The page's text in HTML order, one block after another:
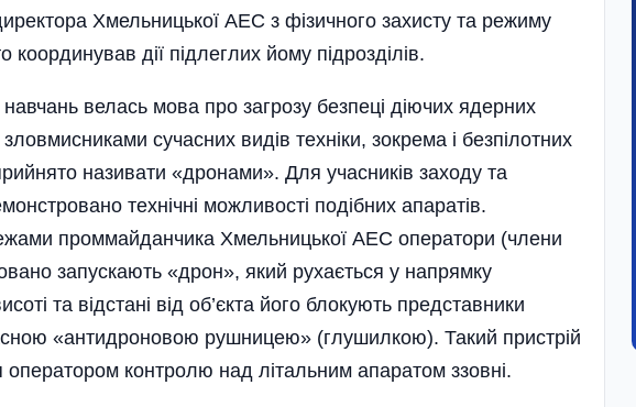
Хмельницької АЕС з фізичного захисту та режиму
дії підлеглих йому підрозділів.
велась мова про загрозу безпеці діючих ядерних
сучасних видів техніки, зокрема і безпілотних
називати «дронами». Для учасників заходу та
технічні можливості подібних апаратів.
проммайданчика Хмельницької АЕС оператори (члени
запускають «дрон», який рухається у напрямку
та відстані від об’єкта його блокують представники
«антидроновою рушницею» (глушилкою). Такий пристрій
контролю над літальним апаратом ззовні.